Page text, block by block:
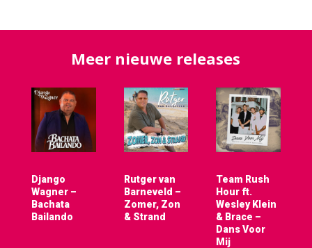
Meer nieuwe releases
Django
Wagner –
Bachata
Bailando
Rutger van
Barneveld –
Zomer, Zon
& Strand
Team Rush
Hour ft.
Wesley Klein
& Brace –
Dans Voor
Mij